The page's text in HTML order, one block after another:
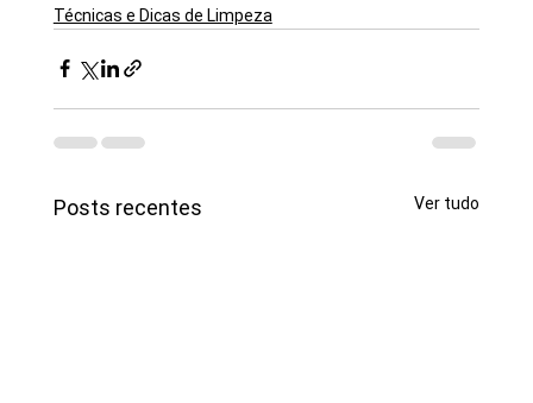
Técnicas e Dicas de Limpeza
Posts recentes Ver tudo